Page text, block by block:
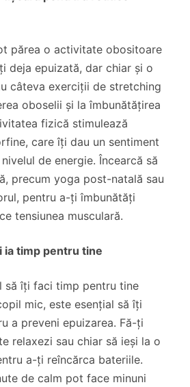
părea o activitate obositoare
deja epuizată, dar chiar și o
câteva exerciții de stretching
oboselii și la îmbunătățirea
fizică stimulează
care îți dau un sentiment
de energie. Încearcă să
precum yoga post-natală sau
pentru a-ți îmbunătăți
tensiunea musculară.
ia timp pentru tine
să îți faci timp pentru tine
mic, este esențial să îți
a preveni epuizarea. Fă-ți
relaxezi sau chiar să ieși la o
a-ți reîncărca bateriile.
de calm pot face minuni